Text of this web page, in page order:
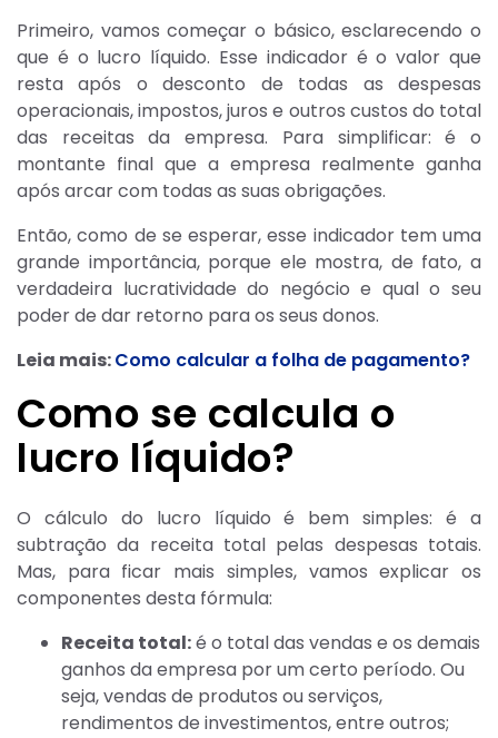
Primeiro, vamos começar o básico, esclarecendo o
que é o lucro líquido. Esse indicador é o valor que
resta após o desconto de todas as despesas
operacionais, impostos, juros e outros custos do total
das receitas da empresa. Para simplificar: é o
montante final que a empresa realmente ganha
após arcar com todas as suas obrigações.
Então, como de se esperar, esse indicador tem uma
grande importância, porque ele mostra, de fato, a
verdadeira lucratividade do negócio e qual o seu
poder de dar retorno para os seus donos.
Leia mais:Como calcular a folha de pagamento?
Como se calcula o
lucro líquido?
O cálculo do lucro líquido é bem simples: é a
subtração da receita total pelas despesas totais.
Mas, para ficar mais simples, vamos explicar os
componentes desta fórmula:
Receita total:é o total das vendas e os demais
ganhos da empresa por um certo período. Ou
seja, vendas de produtos ou serviços,
rendimentos de investimentos, entre outros;